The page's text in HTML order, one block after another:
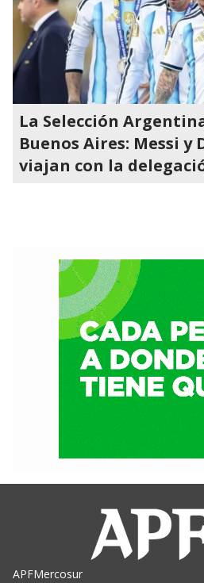
La Selección
Buenos Aires: Messi y
viajan con la
APFMercosur